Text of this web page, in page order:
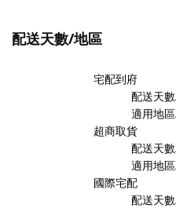
配送天數/地區
宅配到府
配送天
適用地
超商取貨
配送天
適用地
國際宅配
配送天